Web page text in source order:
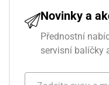
Novinky a
Přednostní
servisní balíčky